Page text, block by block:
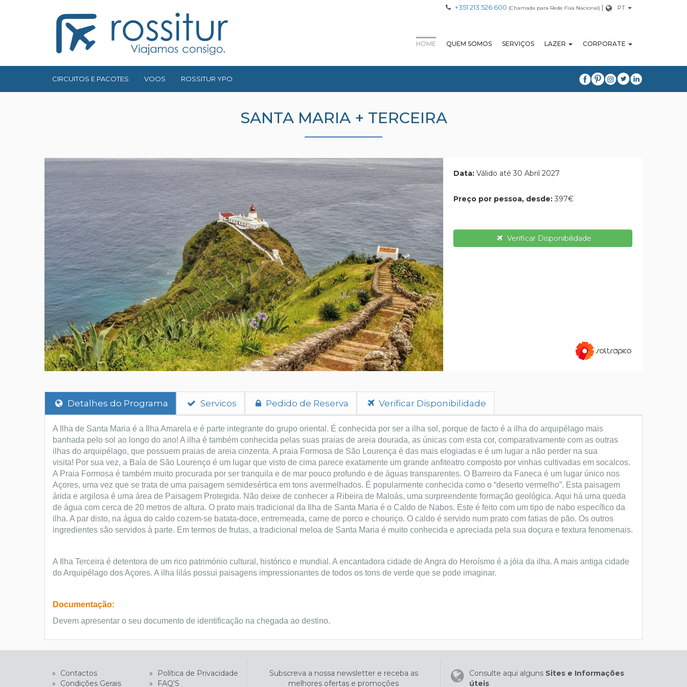
+351 213 526 600 (Chamada para Rede Fixa Nacional) | PT
HOME QUEM SOMOS SERVIÇOS LAZER CORPORATE
CIRCUITOS E PACOTES VOOS ROSSITUR YPO
SANTA MARIA + TERCEIRA
Data: Válido até 30 Abril 2027
Preço por pessoa, desde: 397€
Verificar Disponibilidade
Detalhes do Programa Servicos Pedido de Reserva Verificar Disponibilidade
A Ilha de Santa Maria é a Ilha Amarela e é parte integrante do grupo oriental. É conhecida por ser a ilha sol, porque de facto é a ilha do arquipélago mais
banhada pelo sol ao longo do ano! A ilha é também conhecida pelas suas praias de areia dourada, as únicas com esta cor, comparativamente com as outras
ilhas do arquipélago, que possuem praias de areia cinzenta. A praia Formosa de São Lourença é das mais elogiadas e é um lugar a não perder na sua
visita! Por sua vez, a Baía de São Lourenço é um lugar que visto de cima parece exatamente um grande anfiteatro composto por vinhas cultivadas em socalcos.
A Praia Formosa é também muito procurada por ser tranquila e de mar pouco profundo e de águas transparentes. O Barreiro da Faneca é um lugar único nos
Açores, uma vez que se trata de uma paisagem semidesértica em tons avermelhados. É popularmente conhecida como o “deserto vermelho”. Esta paisagem
árida e argilosa é uma área de Paisagem Protegida. Não deixe de conhecer a Ribeira de Maloás, uma surpreendente formação geológica. Aqui há uma queda
de água com cerca de 20 metros de altura. O prato mais tradicional da Ilha de Santa Maria é o Caldo de Nabos. Este é feito com um tipo de nabo específico da
ilha. A par disto, na água do caldo cozem-se batata-doce, entremeada, carne de porco e chouriço. O caldo é servido num prato com fatias de pão. Os outros
ingredientes são servidos à parte. Em termos de frutas, a tradicional meloa de Santa Maria é muito conhecida e apreciada pela sua doçura e textura fenomenais.
A Ilha Terceira é detentora de um rico património cultural, histórico e mundial. A encantadora cidade de Angra do Heroísmo é a jóia da ilha. A mais antiga cidade
do Arquipélago dos Açores. A ilha lilás possui paisagens impressionantes de todos os tons de verde que se pode imaginar.
Documentação:
Devem apresentar o seu documento de identificação na chegada ao destino.
» Contactos »
Política de Privacidade
»
Condições Gerais » FAQ'S
Subscreva a nossa newsletter e receba as
melhores ofertas e promoções
Consulte aqui alguns Sites e Informações
úteis